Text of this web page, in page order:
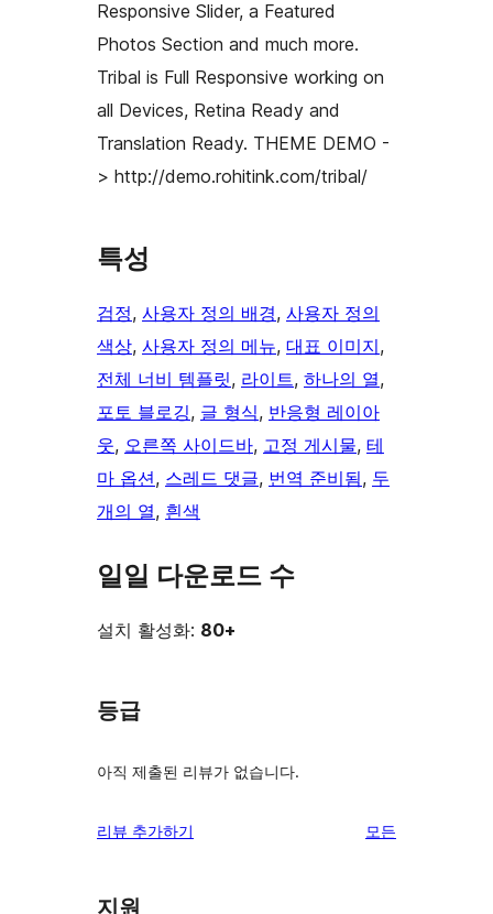
Responsive Slider, a Featured
Photos Section and much more.
Tribal is Full Responsive working on
all Devices, Retina Ready and
Translation Ready. THEME DEMO -
> http://demo.rohitink.com/tribal/
특성
검정, 사용자 정의 배경, 사용자 정의
색상, 사용자 정의 메뉴, 대표 이미지
전체 너비 템플릿, 라이트, 하나의 열
포토 블로깅, 글 형식, 반응형 레이아
웃, 오른쪽 사이드바, 고정 게시물, 테
마 옵션, 스레드 댓글, 번역 준비됨, 두
개의 열, 흰색
일일 다운로드 수
설치 활성화: 80+
등급
아직 제출된 리뷰가 없습니다.
리뷰 추가하기 모든
지원